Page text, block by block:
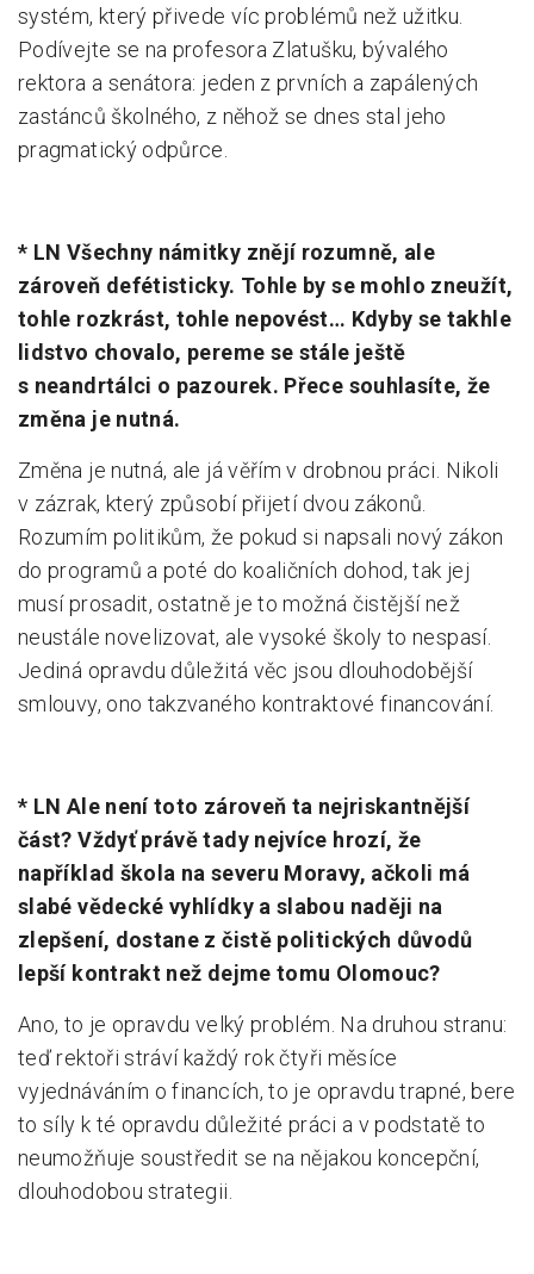
systém, který přivede víc problémů než užitku.
Podívejte se na profesora Zlatušku, bývalého
rektora a senátora: jeden z prvních a zapálených
zastánců školného, z něhož se dnes stal jeho
pragmatický odpůrce.
* LN Všechny námitky znějí rozumně, ale
zároveň defétisticky. Tohle by se mohlo zneužít,
tohle rozkrást, tohle nepovést… Kdyby se takhle
lidstvo chovalo, pereme se stále ještě
s neandrtálci o pazourek. Přece souhlasíte, že
změna je nutná.
Změna je nutná, ale já věřím v drobnou práci. Nikoli
v zázrak, který způsobí přijetí dvou zákonů.
Rozumím politikům, že pokud si napsali nový zákon
do programů a poté do koaličních dohod, tak jej
musí prosadit, ostatně je to možná čistější než
neustále novelizovat, ale vysoké školy to nespasí.
Jediná opravdu důležitá věc jsou dlouhodobější
smlouvy, ono takzvaného kontraktové financování.
* LN Ale není toto zároveň ta nejriskantnější
část? Vždyť právě tady nejvíce hrozí, že
například škola na severu Moravy, ačkoli má
slabé vědecké vyhlídky a slabou naději na
zlepšení, dostane z čistě politických důvodů
lepší kontrakt než dejme tomu Olomouc?
Ano, to je opravdu velký problém. Na druhou stranu:
teď rektoři stráví každý rok čtyři měsíce
vyjednáváním o financích, to je opravdu trapné, bere
to síly k té opravdu důležité práci a v podstatě to
neumožňuje soustředit se na nějakou koncepční,
dlouhodobou strategii.